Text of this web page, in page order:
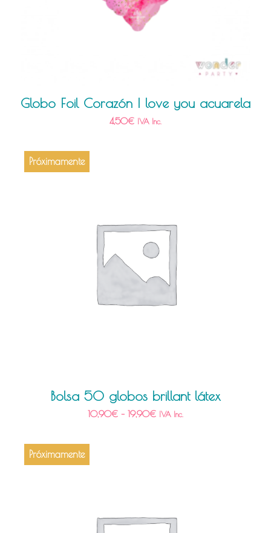
Globo Foil Corazón I love you acuarela
4,50€ IVA Inc.
Próximamente
Bolsa 50 globos brillant látex
10,90€– 19,90€ IVA Inc.
Próximamente